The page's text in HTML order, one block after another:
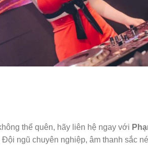
thể quên, hãy liên hệ ngay với
ngũ chuyên nghiệp, âm thanh sắc